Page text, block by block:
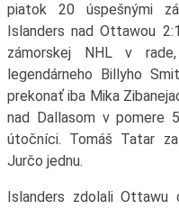
piatok 20 úspešnými
Islanders nad Ottawou
zámorskej NHL v
legendárneho Billyho
prekonať iba Mika
nad Dallasom v pomere
útočníci. Tomáš Tatar
Jurčo jednu.
Islanders zdolali